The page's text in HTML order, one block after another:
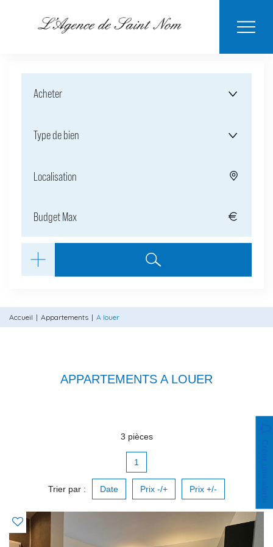
LOUER
BIENS
NOTRE
ESTIMER MON
Acheter
Type de bien
Localisation
Accueil Appartements A louer
APPARTEMENTS A LOUER
3 pièces
1
Trier par : Date Prix -/+ Prix +/-